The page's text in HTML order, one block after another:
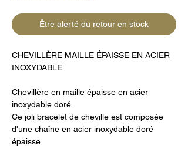
Être alerté du retour en stock
CHEVILLÈRE MAILLE ÉPAISSE EN ACIER
INOXYDABLE
Chevillère en maille épaisse en acier
inoxydable doré.
Ce joli bracelet de cheville est composée
d'une chaîne en acier inoxydable doré
épaisse.